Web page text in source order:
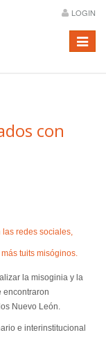
LOGIN
Menú
con
redes sociales,
tuits misóginos.
la misoginia y la
encontraron
Nuevo León.
e interinstitucional